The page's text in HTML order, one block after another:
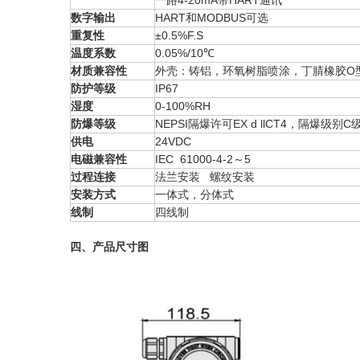
数字输出
HART和MODBUS可选
重复性
±0.5%F.S
温度系数
0.05%/10℃
材质兼容性
外壳：铸铝，环氧树脂喷涂，丁腈橡胶O
防护等级
IP67
湿度
0-100%RH
防爆等级
NEPSI隔爆许可EX d llCT4，隔爆级别C
供电
24VDC
电磁兼容性
IEC 61000-4-2～5
过程连接
法兰安装 螺纹安装
安装方式
一体式，分体式
线制
四线制
四、产品尺寸图